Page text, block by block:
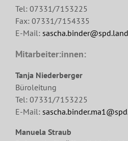
Tel: 07331/7153225
Fax: 07331/7154335
E-Mail:
Mitarbeiter:innen:
Tanja Niederberger
Büroleitung
Tel: 07331/7153225
E-Mail:
Manuela Straub